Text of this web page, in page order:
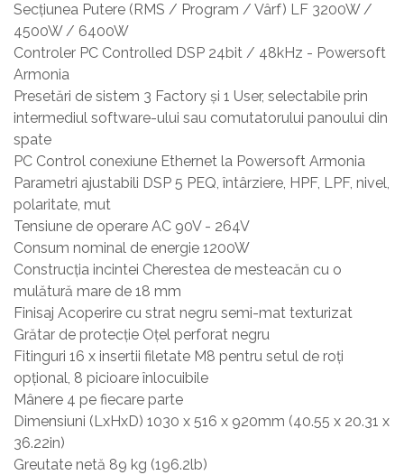
Secțiunea Putere (RMS / Program / Vârf) LF 3200W /
4500W / 6400W
Controler PC Controlled DSP 24bit / 48kHz - Powersoft
Armonia
Presetări de sistem 3 Factory și 1 User, selectabile prin
intermediul software-ului sau comutatorului panoului din
spate
PC Control conexiune Ethernet la Powersoft Armonia
Parametri ajustabili DSP 5 PEQ, întârziere, HPF, LPF, nivel,
polaritate, mut
Tensiune de operare AC 90V - 264V
Consum nominal de energie 1200W
Construcția incintei Cherestea de mesteacăn cu o
mulătură mare de 18 mm
Finisaj Acoperire cu strat negru semi-mat texturizat
Grătar de protecție Oțel perforat negru
Fitinguri 16 x insertii filetate M8 pentru setul de roți
opțional, 8 picioare înlocuibile
Mânere 4 pe fiecare parte
Dimensiuni (LxHxD) 1030 x 516 x 920mm (40.55 x 20.31 x
36.22in)
Greutate netă 89 kg (196.2lb)